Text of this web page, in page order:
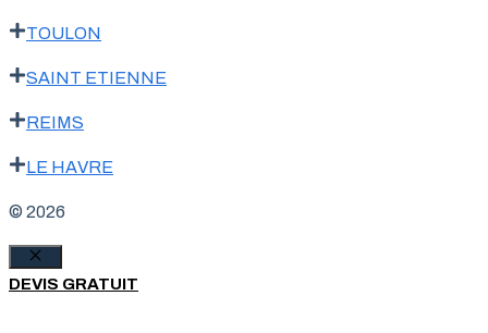
TOULON
SAINT ETIENNE
REIMS
LE HAVRE
© 2026
Fermer
DEVIS GRATUIT